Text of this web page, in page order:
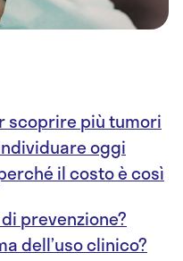
scoprire più tumori
oggi
il costo è così
prevenzione?
dell’uso clinico?